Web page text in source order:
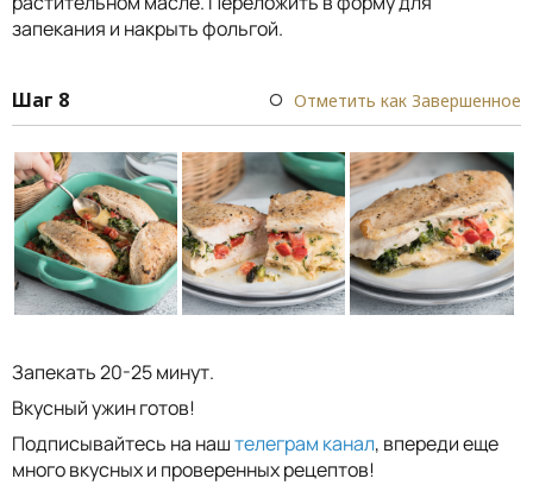
запекания и накрыть фольгой.
Шаг 8 Отметить как Завершенное
Запекать 20-25 минут.
Вкусный ужин готов!
Подписывайтесь на наштелеграм канал, впереди еще
много вкусных и проверенных рецептов!